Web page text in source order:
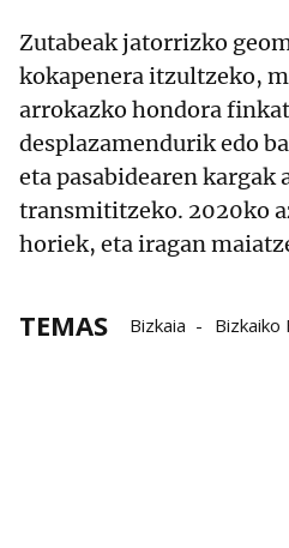
Zutabeak jatorrizko
kokapenera itzultzeko,
arrokazko hondora
desplazamendurik edo
eta pasabidearen kargak
transmititzeko. 2020ko
horiek, eta iragan
TEMAS Bizkaia
Bizkaiko